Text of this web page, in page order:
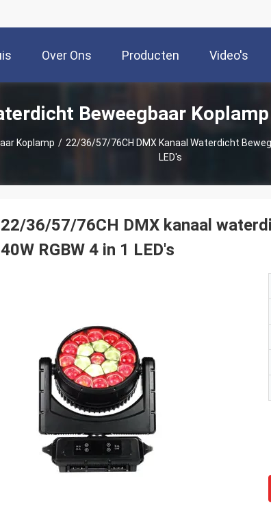
Over Ons Producten Video's
Beweegbaar
Koplamp / 22/36/57/76CH DMX Kanaal Waterdicht
LED's
22/36/57/76CH DMX kanaal
40W RGBW 4 in 1 LED's